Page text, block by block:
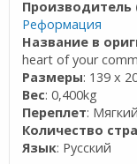
Производитель
Реформация
Название в
heart of your
Размеры: 139 x
Вес: 0,400kg
Переплет: Мягкий
Количество
Язык: Русский